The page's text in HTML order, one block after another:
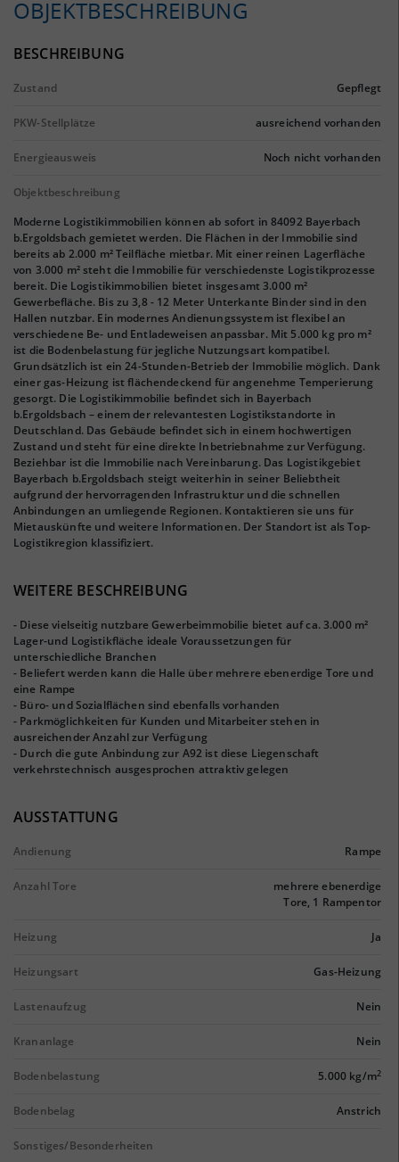
OBJEKTBESCHREIBUNG
BESCHREIBUNG
Zustand Gepflegt
PKW-Stellplätze ausreichend vorhanden
Energieausweis Noch nicht vorhanden
Objektbeschreibung
Moderne Logistikimmobilien können ab sofort in 84092 Bayerbach
b.Ergoldsbach gemietet werden. Die Flächen in der Immobilie sind
bereits ab 2.000 m² Teilfläche mietbar. Mit einer reinen Lagerfläche
von 3.000 m² steht die Immobilie für verschiedenste Logistikprozesse
bereit. Die Logistikimmobilien bietet insgesamt 3.000 m²
Gewerbefläche. Bis zu 3,8 - 12 Meter Unterkante Binder sind in den
Hallen nutzbar. Ein modernes Andienungssystem ist flexibel an
verschiedene Be- und Entladeweisen anpassbar. Mit 5.000 kg pro m²
ist die Bodenbelastung für jegliche Nutzungsart kompatibel.
Grundsätzlich ist ein 24-Stunden-Betrieb der Immobilie möglich. Dank
einer gas-Heizung ist flächendeckend für angenehme Temperierung
gesorgt. Die Logistikimmobilie befindet sich in Bayerbach
b.Ergoldsbach – einem der relevantesten Logistikstandorte in
Deutschland. Das Gebäude befindet sich in einem hochwertigen
Zustand und steht für eine direkte Inbetriebnahme zur Verfügung.
Beziehbar ist die Immobilie nach Vereinbarung. Das Logistikgebiet
Bayerbach b.Ergoldsbach steigt weiterhin in seiner Beliebtheit
aufgrund der hervorragenden Infrastruktur und die schnellen
Anbindungen an umliegende Regionen. Kontaktieren sie uns für
Mietauskünfte und weitere Informationen. Der Standort ist als Top-
Logistikregion klassifiziert.
WEITERE BESCHREIBUNG
- Diese vielseitig nutzbare Gewerbeimmobilie bietet auf ca. 3.000 m²
Lager-und Logistikfläche ideale Voraussetzungen für
unterschiedliche Branchen
- Beliefert werden kann die Halle über mehrere ebenerdige Tore und
eine Rampe
- Büro- und Sozialflächen sind ebenfalls vorhanden
- Parkmöglichkeiten für Kunden und Mitarbeiter stehen in
ausreichender Anzahl zur Verfügung
- Durch die gute Anbindung zur A92 ist diese Liegenschaft
verkehrstechnisch ausgesprochen attraktiv gelegen
AUSSTATTUNG
Andienung Rampe
Anzahl Tore
mehrere ebenerdige
Tore, 1 Rampentor
Heizung Ja
Heizungsart Gas-Heizung
Lastenaufzug Nein
Krananlage Nein
Bodenbelastung 5.000 kg/m2
Bodenbelag Anstrich
Sonstiges/Besonderheiten